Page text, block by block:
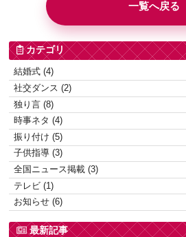
一覧へ戻る
カテゴリ
結婚式 (4)
社交ダンス (2)
独り言 (8)
時事ネタ (4)
振り付け (5)
子供指導 (3)
全国ニュース掲載 (3)
テレビ (1)
お知らせ (6)
最新記事